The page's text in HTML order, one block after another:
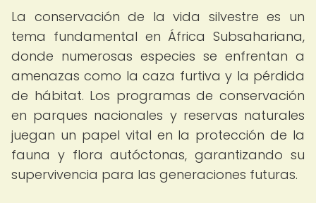
La conservación de la vida silvestre es un
tema fundamental en África Subsahariana,
donde numerosas especies se enfrentan a
amenazas como la caza furtiva y la pérdida
de hábitat. Los programas de conservación
en parques nacionales y reservas naturales
juegan un papel vital en la protección de la
fauna y flora autóctonas, garantizando su
supervivencia para las generaciones futuras.